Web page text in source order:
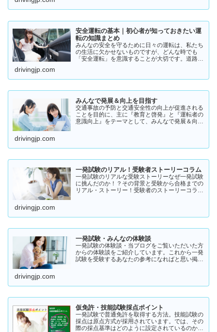
た。結論から言うと👇👉 …
安全運転の基本｜初心者が知っておきたい運
転の知識まとめ
みんなの安全を守るために日々の運転は、私たち
の生活に欠かせないものですが、どんな時でも
「安全運転」を意識することが大切です。道路状
過ぎや注意力の低下、小…
drivingjp.com
みんなで発展＆向上を目指す
交通事故の予防と交通安全性の向上が促進される
ことを目的に、主に『教育と啓発』と『運転者の
意識向上』をテーマとして、みんなで発展＆向上
drivingjp.com
一発試験のリアル！受験者ストーリーコラム
一発試験のリアルな受験ストーリーなぜ一発試験
に挑んだのか！？その背景と受験から合格までの
リアル・ストーリー！受験者のストーリーコラム
drivingjp.com
一発試験・みんなの体験談
一発試験の体験談・当ブログをご覧いただいた方
からの体験談をご紹介しています。これから一発
試験を受験するあなたの参考になればと思い掲載
drivingjp.com
仮免許・技能試験採点ポイント
一発試験で普通免許を取得する方法。技能試験の
採点は原点方式が採用されています。では、その
際の採点基準はどのように設定されているのかご